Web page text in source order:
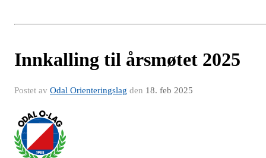
Innkalling til årsmøtet 2025
Postet av Odal Orienteringslag den 18. feb 2025